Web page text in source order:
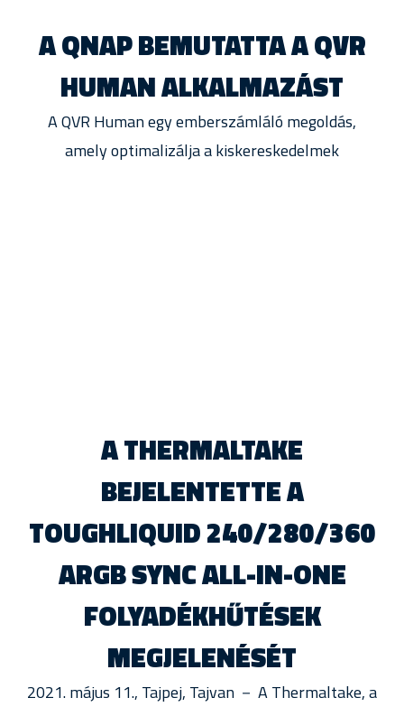
A QNAP BEMUTATTA A QVR
HUMAN ALKALMAZÁST
A QVR Human egy emberszámláló megoldás,
amely optimalizálja a kiskereskedelmek
A THERMALTAKE
BEJELENTETTE A
TOUGHLIQUID 240/280/360
ARGB SYNC ALL-IN-ONE
FOLYADÉKHŰTÉSEK
MEGJELENÉSÉT
2021. május 11., Tajpej, Tajvan － A Thermaltake, a